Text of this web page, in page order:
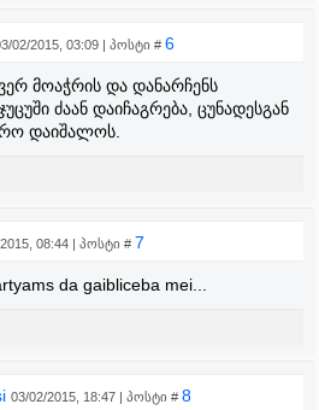
02/2015, 03:09 | პოსტი # 6
მოაჭრის და დანარჩენს
ძაან დაიჩაგრება, ცუნადესგან
დაიშალოს.
08:44 | პოსტი # 7
da gaibliceba mei...
03/02/2015, 18:47 | პოსტი # 8